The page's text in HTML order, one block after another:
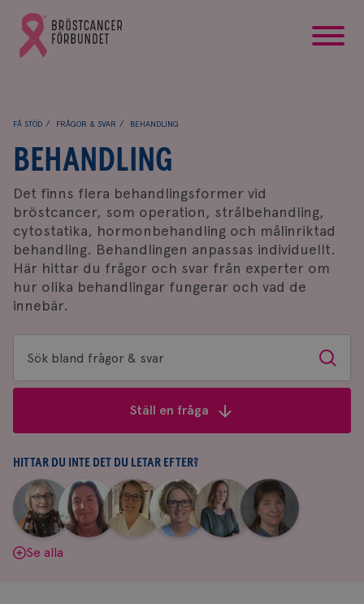
Gå
till
Bröstcancerförbundets
FÅ STÖD FRÅGOR & SVAR BEHANDLING
BEHANDLING
Det finns flera behandlingsformer vid
bröstcancer, som operation, strålbehandling,
cytostatika, hormonbehandling och målinriktad
behandling. Behandlingen anpassas individuellt.
Här hittar du frågor och svar från experter om
hur olika behandlingar fungerar och vad de
innebär.
Sök
bland
&
svar
Sök
Ställ en fråga
HITTAR DU INTE DET DU LETAR EFTER?
Aina
Johnsson
|
Anne
Andersson
Fredrika
Killander
|
Jeanette
Bäcklund
|
Maria
Edegran
|
Yvette
Andersson
Se alla